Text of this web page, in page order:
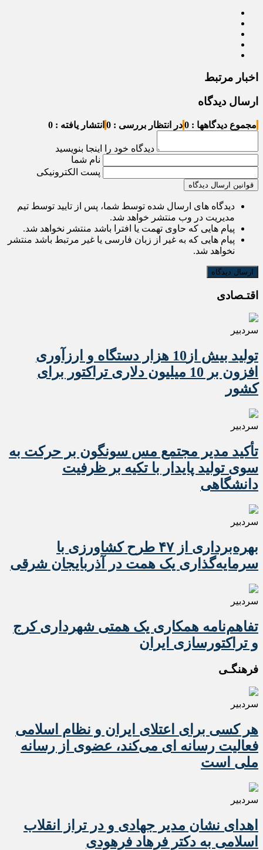
اخبار مرتبط
ارسال دیدگاه
مجموع دیدگاهها : 0 در انتظار بررسی : 0 انتشار یافته : 0
دیدگاه خود را اینجا بنویسید
نام شما
پست الکترونیکی
قوانین ارسال دیدگاه
دیدگاه های ارسال شده توسط شما، پس از تایید توسط تیم
مدیریت در وب منتشر خواهد شد.
پیام هایی که حاوی تهمت یا افترا باشد منتشر نخواهد شد.
پیام هایی که به غیر از زبان فارسی یا غیر مرتبط باشد منتشر
نخواهد شد.
اقتـصادی
سردبیر
تولید بیش از10 هزار دستگاه و ارزآوری
افزون بر 10 میلیون دلاری تراکتور برای
کشور
سردبیر
تأکید مدیر مجتمع مس سونگون بر حرکت به
سوی تولید پایدار با تکیه بر ظرفیت
دانشگاهی
سردبیر
بهره‌برداری از ۴۷ طرح کشاورزی با
سرمایه‌گذاری یک همت در آذربایجان شرقی
سردبیر
تفاهم‌نامه همکاری یک همتی شهرداری کرج
و تراکتورسازی ایران
فرهنگـی
سردبیر
هر کسی برای اعتلای ایران و نظام اسلامی
فعالیت رسانه ای می‌کند، عضوی از رسانه
ملی است
سردبیر
اهدای نشان مدیر جهادی و در تراز انقلاب
اسلامی به دکتر فرهاد فرهودی